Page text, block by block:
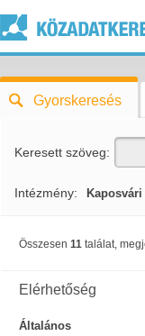
Gyorskeresés
Keresett szöveg:
Intézmény:
Összesen 11 találat,
Elérhetőség
Általános